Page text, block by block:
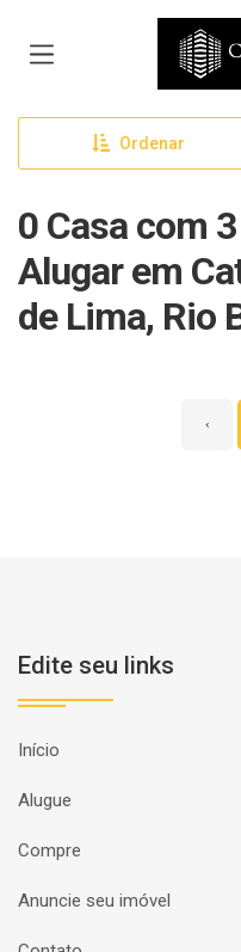
Página
Ordenar
0 Casa com
Alugar em
de Lima, Rio
‹
Edite seu links
Início
Alugue
Compre
Anuncie seu imóvel